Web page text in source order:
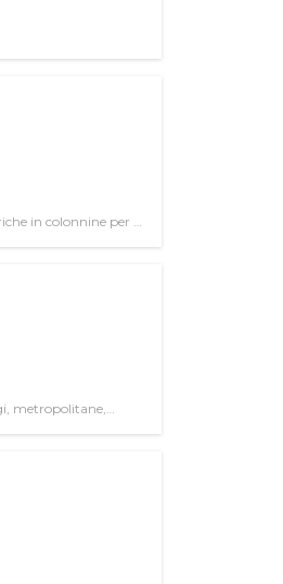
in colonnine per il
metropolitane,